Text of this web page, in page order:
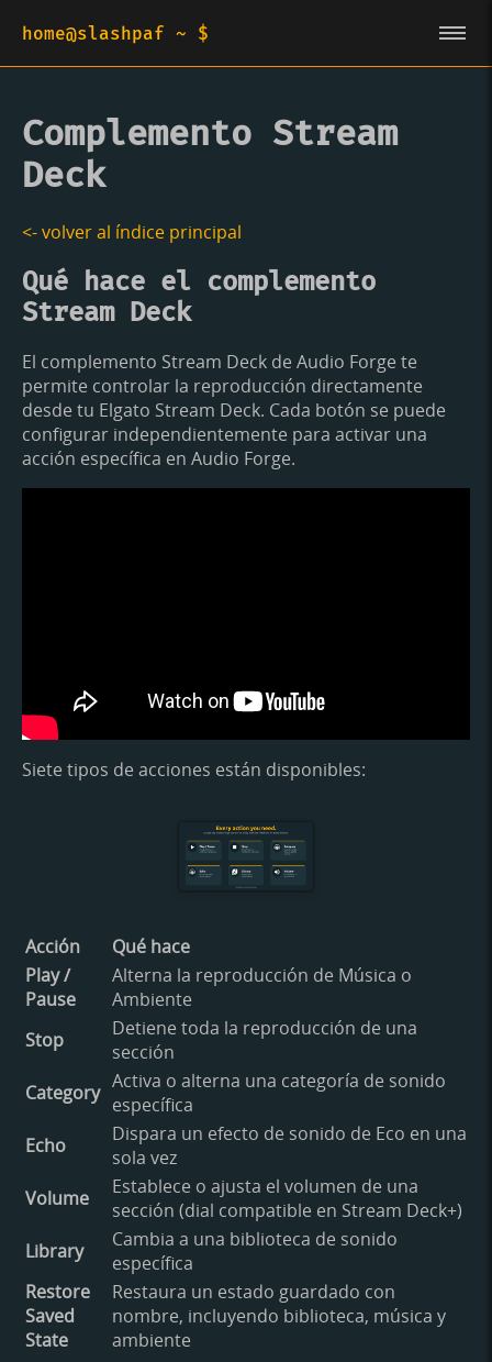
home@slashpaf ~ $
Complemento Stream
Deck
<- volver al índice principal
Qué hace el complemento
Stream Deck
El complemento Stream Deck de Audio Forge te
permite controlar la reproducción directamente
desde tu Elgato Stream Deck. Cada botón se puede
configurar independientemente para activar una
acción específica en Audio Forge.
Siete tipos de acciones están disponibles:
Acción
Qué hace
Play /
Pause
Alterna la reproducción de Música o
Ambiente
Stop
Detiene toda la reproducción de una
sección
Category Activa o alterna una categoría de sonido
específica
Echo
Dispara un efecto de sonido de Eco en una
sola vez
Volume
Establece o ajusta el volumen de una
sección (dial compatible en Stream Deck+)
Library
Cambia a una biblioteca de sonido
específica
Restore
Saved
State
Restaura un estado guardado con
nombre, incluyendo biblioteca, música y
ambiente